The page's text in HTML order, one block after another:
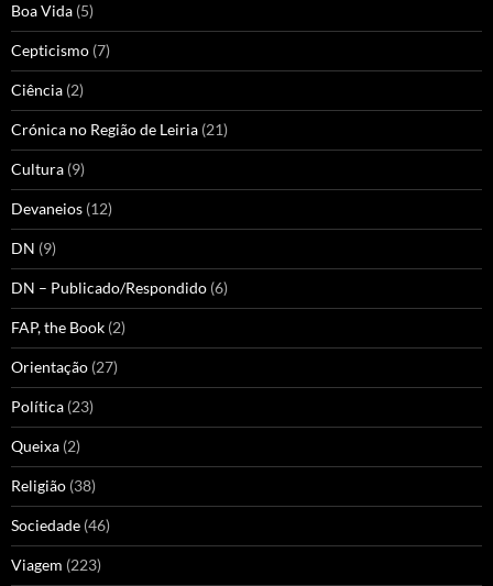
Boa Vida (5)
Cepticismo (7)
Ciência (2)
Crónica no Região de Leiria (21)
Cultura (9)
Devaneios (12)
DN (9)
DN – Publicado/Respondido (6)
FAP, the Book (2)
Orientação (27)
Política (23)
Queixa (2)
Religião (38)
Sociedade (46)
Viagem (223)